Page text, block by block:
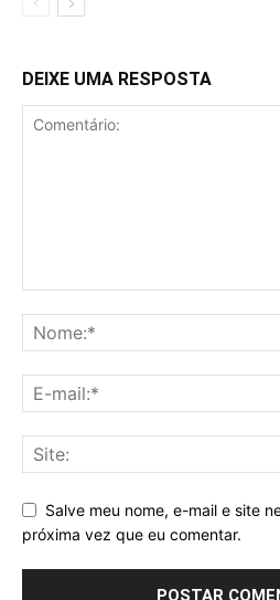
DEIXE UMA RESPOSTA
Salve meu nome, e-mail e site
próxima vez que eu comentar.